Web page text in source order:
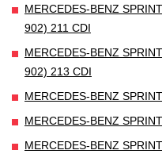
MERCEDES-BENZ
902) 211 CDI
MERCEDES-BENZ
902) 213 CDI
MERCEDES-BENZ
MERCEDES-BENZ
MERCEDES-BENZ